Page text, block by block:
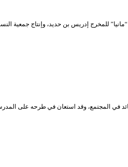
مساء يوم الثلاثاء 7 جوان 2022، العرض الشرفي لمسرحية
المجتمع، وقد استعان في طرحه على